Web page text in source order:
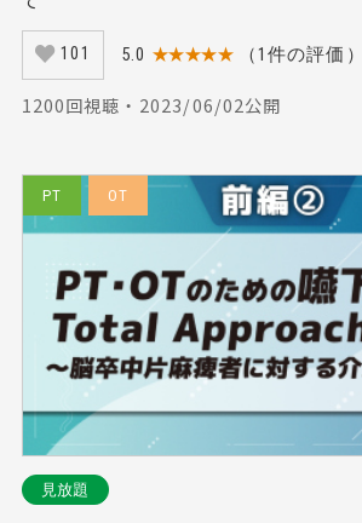
101 5.0 ★★★★★ （1件の評価）
1200回視聴 ・ 2023/06/02公開
PT OT
見放題